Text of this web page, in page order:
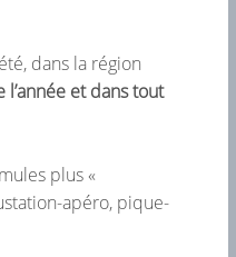
dans la région
et dans tout
plus «
apéro, pique-